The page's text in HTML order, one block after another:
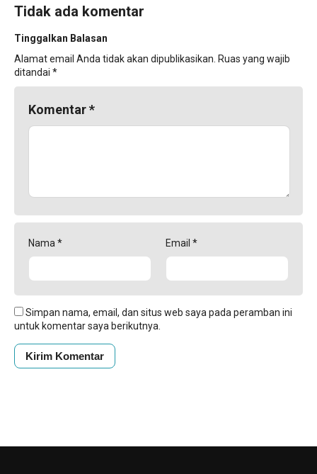
Tidak ada komentar
Tinggalkan Balasan
Alamat email Anda tidak akan dipublikasikan. Ruas yang wajib
ditandai *
Komentar*
Nama * Email *
Simpan nama, email, dan situs web saya pada peramban ini
untuk komentar saya berikutnya.